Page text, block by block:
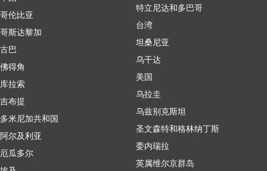
哥伦比亚
哥斯达黎加
古巴
佛得角
库拉索
吉布提
多米尼加共和国
阿尔及利亚
厄瓜多尔
特立尼达和多巴哥
台湾
坦桑尼亚
乌干达
美国
乌拉圭
乌兹别克斯坦
圣文森特和格林纳丁斯
委内瑞拉
英属维尔京群岛